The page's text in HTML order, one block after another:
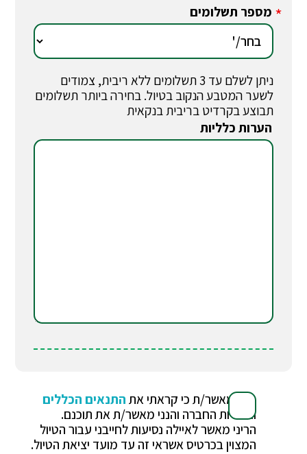
* מספר תשלומים
ניתן לשלם עד 3 תשלומים ללא ריבית, צמודים
לשער המטבע הנקוב בטיול. בחירה ביותר תשלומים
תבוצע בקרדיט בריבית בנקאית
הערות כלליות
הנני מאשר/ת כי קראתי את התנאים הכללים
ואחריות החברה והנני מאשר/ת את תוכנם.
הריני מאשר לאיילה נסיעות לחייבני עבור הטיול
המצוין בכרטיס אשראי זה עד מועד יציאת הטיול.